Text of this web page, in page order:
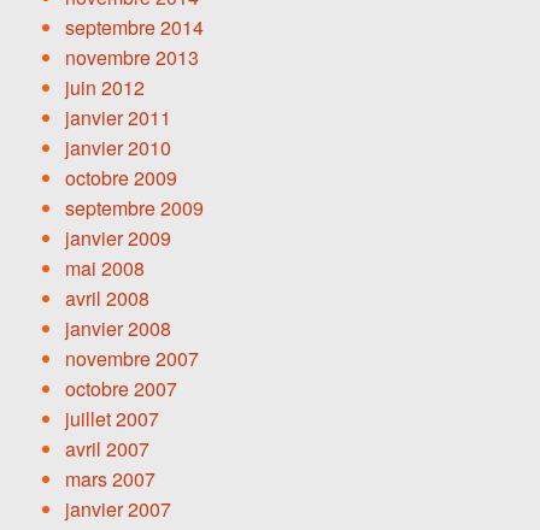
septembre 2014
novembre 2013
juin 2012
janvier 2011
janvier 2010
octobre 2009
septembre 2009
janvier 2009
mai 2008
avril 2008
janvier 2008
novembre 2007
octobre 2007
juillet 2007
avril 2007
mars 2007
janvier 2007